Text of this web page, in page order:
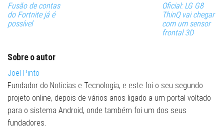
Fusão de contas
do Fortnite já é
possível
Oficial: LG G8
ThinQ vai chegar
com um sensor
frontal 3D
Sobre o autor
Joel Pinto
Fundador do Noticias e Tecnologia, e este foi o seu segundo
projeto online, depois de vários anos ligado a um portal voltado
para o sistema Android, onde também foi um dos seus
fundadores.